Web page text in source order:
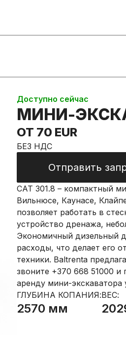
Доступно сейчас
МИНИ-
ОТ 70 EUR
БЕЗ НДС
Отправить
CAT 301.8 – компактный
Вильнюсе, Каунасе,
позволяет работать в
устройство дренажа,
Экономичный дизельный
расходы, что делает его
техники. Baltrenta
звоните +370 668 51000 и
аренду мини-экскаватора
ГЛУБИНА КОПАНИЯ:
2570 мм
ВЕС: